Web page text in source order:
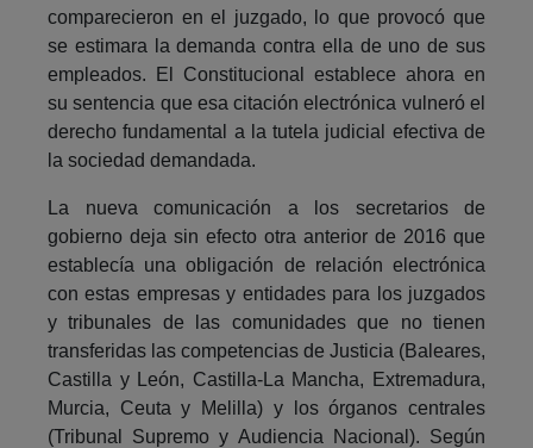
comparecieron en el juzgado, lo que provocó que
se estimara la demanda contra ella de uno de sus
empleados. El Constitucional establece ahora en
su sentencia que esa citación electrónica vulneró el
derecho fundamental a la tutela judicial efectiva de
la sociedad demandada.
La nueva comunicación a los secretarios de
gobierno deja sin efecto otra anterior de 2016 que
establecía una obligación de relación electrónica
con estas empresas y entidades para los juzgados
y tribunales de las comunidades que no tienen
transferidas las competencias de Justicia (Baleares,
Castilla y León, Castilla-La Mancha, Extremadura,
Murcia, Ceuta y Melilla) y los órganos centrales
(Tribunal Supremo y Audiencia Nacional). Según